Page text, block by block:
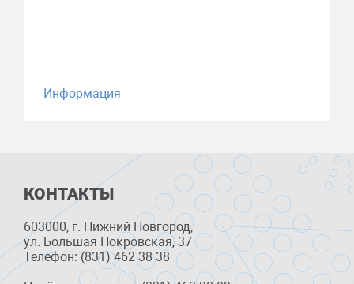
Информация
КОНТАКТЫ
603000, г. Нижний Новгород,
ул. Большая Покровская, 37
Телефон: (831) 462 38 38